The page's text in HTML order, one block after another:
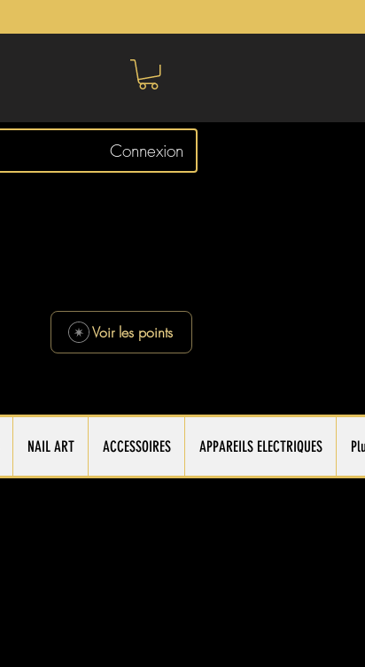
Connexion
Voir les points
NAIL ART ACCESSOIRES APPAREILS ELECTRIQUES